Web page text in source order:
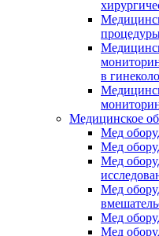
в
Медицинское
Мед
Мед
Мед
Мед
Мед
Мед